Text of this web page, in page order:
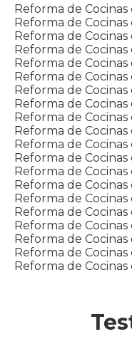
Reforma de
Reforma de
Reforma de
Reforma de
Reforma de
Reforma de
Reforma de
Reforma de
Reforma de
Reforma de
Reforma de Cocinas
Reforma de
Reforma de
Reforma de
Reforma de
Reforma de Cocinas
Reforma de
Reforma de
Reforma de Cocinas
Reforma de Cocinas